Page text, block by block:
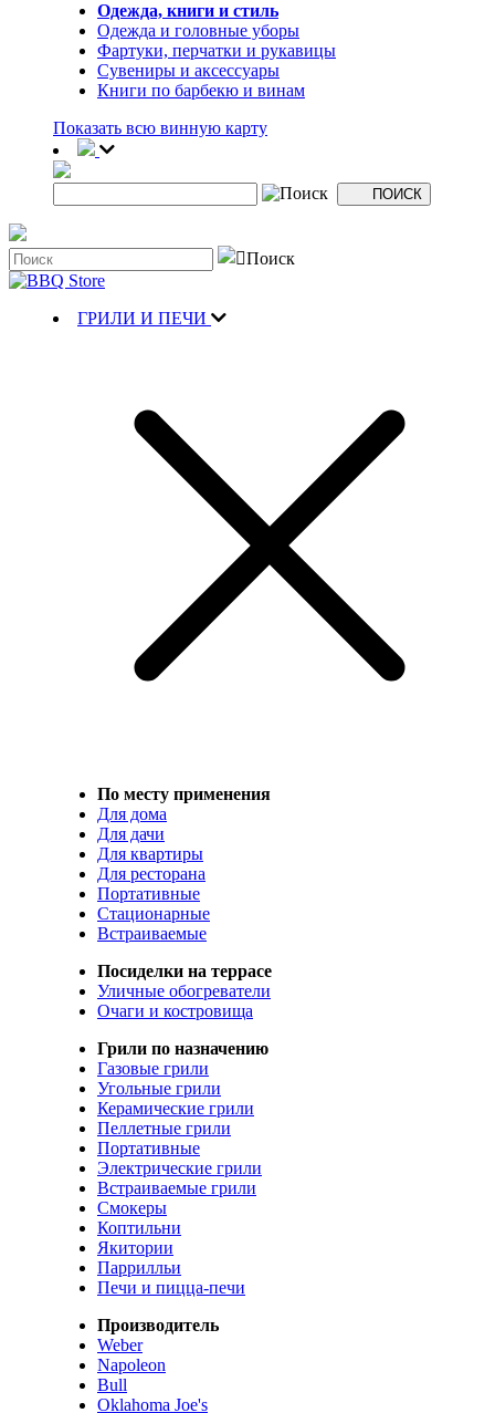
Одежда, книги и стиль
Одежда и головные уборы
Фартуки, перчатки и рукавицы
Сувениры и аксессуары
Книги по барбекю и винам
Показать всю винную карту
ГРИЛИ И ПЕЧИ
По месту применения
Для дома
Для дачи
Для квартиры
Для ресторана
Портативные
Стационарные
Встраиваемые
Посиделки на террасе
Уличные обогреватели
Очаги и костровища
Грили по назначению
Газовые грили
Угольные грили
Керамические грили
Пеллетные грили
Портативные
Электрические грили
Встраиваемые грили
Смокеры
Коптильни
Якитории
Паррилльи
Печи и пицца-печи
Производитель
Weber
Napoleon
Bull
Oklahoma Joe's